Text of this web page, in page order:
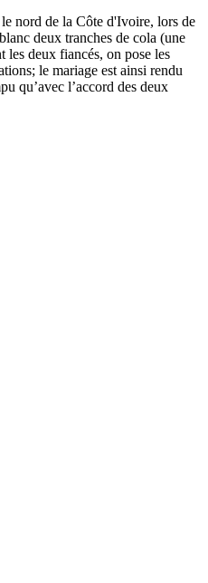
nord de la Côte d'Ivoire, lors de
deux tranches de cola (une
les deux fiancés, on pose les
le mariage est ainsi rendu
qu’avec l’accord des deux